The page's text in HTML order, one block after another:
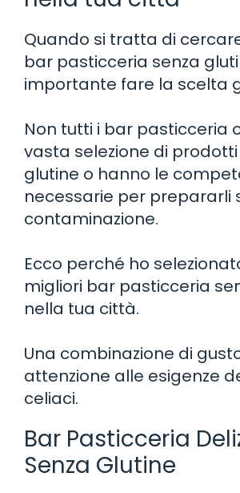
Quando si tratta di
bar pasticceria senza
importante fare la scelta
Non tutti i bar pasticceria
vasta selezione di prodotti
glutine o hanno le
necessarie per prepararli
contaminazione.
Ecco perché ho
migliori bar pasticceria
nella tua città.
Una combinazione di
attenzione alle esigenze
celiaci.
Bar Pasticceria
Senza Glutine